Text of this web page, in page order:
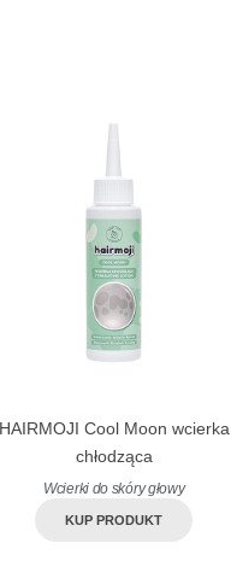
HAIRMOJI Cool Moon wcierka
chłodząca
Wcierki do skóry głowy
KUP PRODUKT